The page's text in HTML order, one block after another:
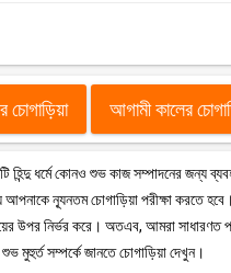
চোগাড়িয়া আগামী কালের
হিন্দু ধর্মে কোনও শুভ কাজ সম্পাদনের
ন্যূনতম চোগাড়িয়া পরীক্ষা করতে
উপর নির্ভর করে। অতএব, আমরা সাধারণত
মুহুর্ত সম্পর্কে জানতে চোগাড়িয়া দেখুন।